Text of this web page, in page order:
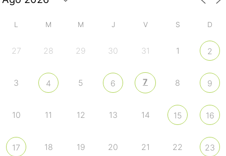
L M M J V S D
27 28 29 30 31 1 2
3 4 5 6 7 8 9
10 11 12 13 14 15 16
17 18 19 20 21 22 23